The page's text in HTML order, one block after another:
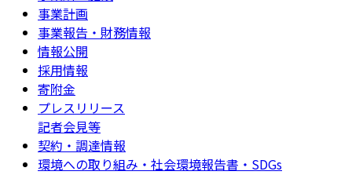
事業計画
事業報告・財務情報
情報公開
採用情報
寄附金
プレスリリース
記者会見等
契約・調達情報
環境への取り組み・社会環境報告書・SDGs